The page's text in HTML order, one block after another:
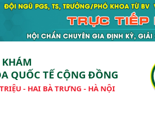
QUỐC TẾ CỘNG ĐỒNG
- HAI BÀ TRƯNG - HÀ NỘI